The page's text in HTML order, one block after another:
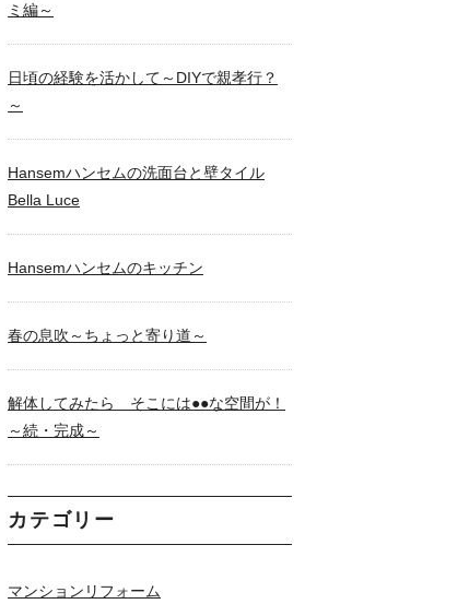
ミ編～
日頃の経験を活かして～DIYで親孝行？
～
Hansemハンセムの洗面台と壁タイル
Bella Luce
Hansemハンセムのキッチン
春の息吹～ちょっと寄り道～
解体してみたら そこには●●な空間が！
～続・完成～
カテゴリー
マンションリフォーム